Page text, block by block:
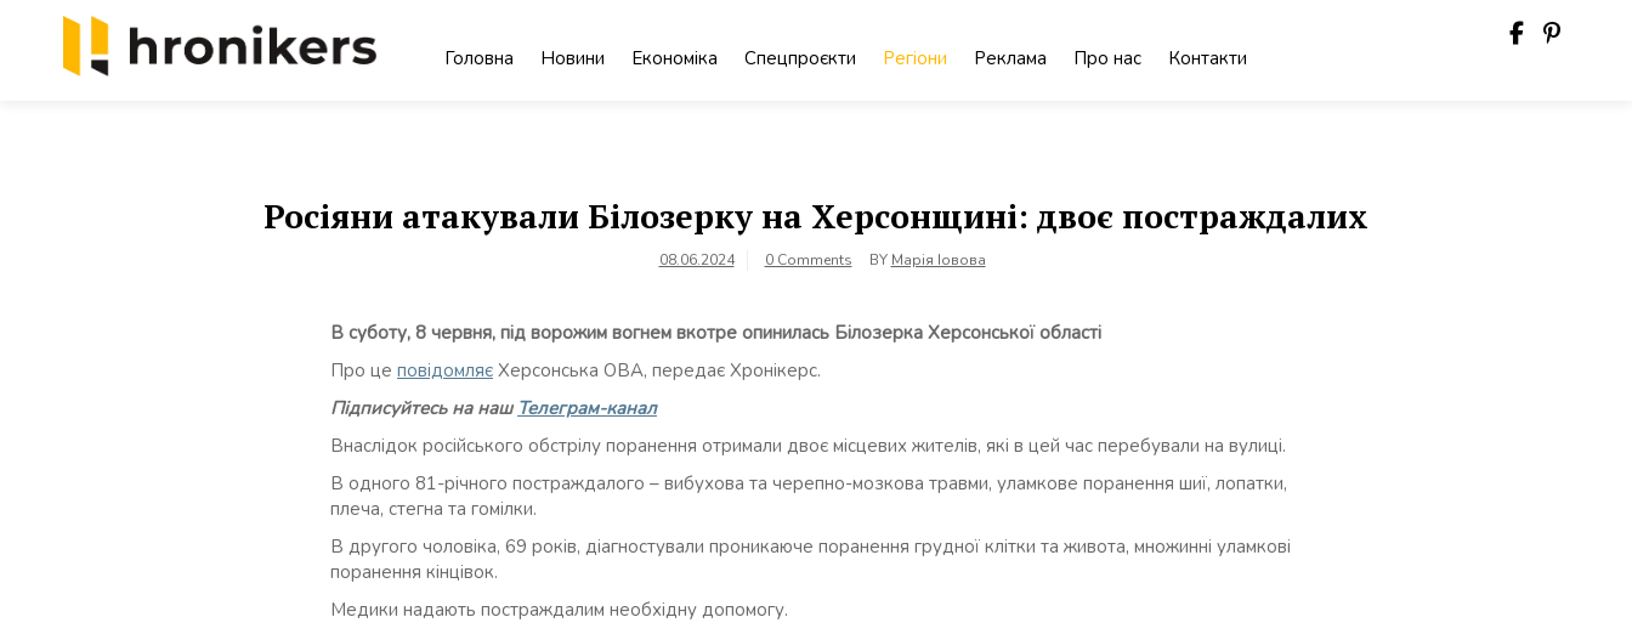
Головна Новини Економіка Спецпроєкти Регіони Реклама Про нас Контакти
Росіяни атакували Білозерку на Херсонщині: двоє постраждалих
08.06.2024 0 Comments BY Марія Іовова
В суботу, 8 червня, під ворожим вогнем вкотре опинилась Білозерка Херсонської області
Про це повідомляє Херсонська ОВА, передає Хронікерс.
Підписуйтесь на наш Телеграм-канал
Внаслідок російського обстрілу поранення отримали двоє місцевих жителів, які в цей час перебували на вулиці.
В одного 81-річного постраждалого – вибухова та черепно-мозкова травми, уламкове поранення шиї, лопатки,
плеча, стегна та гомілки.
В другого чоловіка, 69 років, діагностували проникаюче поранення грудної клітки та живота, множинні уламкові
поранення кінцівок.
Медики надають постраждалим необхідну допомогу.